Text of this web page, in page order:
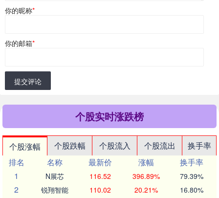
你的昵称*
你的邮箱*
提交评论
个股实时涨跌榜
个股涨幅 个股跌幅 个股流入 个股流出
换手率
排名
名称 最新价 涨幅
换手率
1
N展芯 116.52 396.89% 79.39%
2 锐翔智能 110.02 20.21% 16.80%